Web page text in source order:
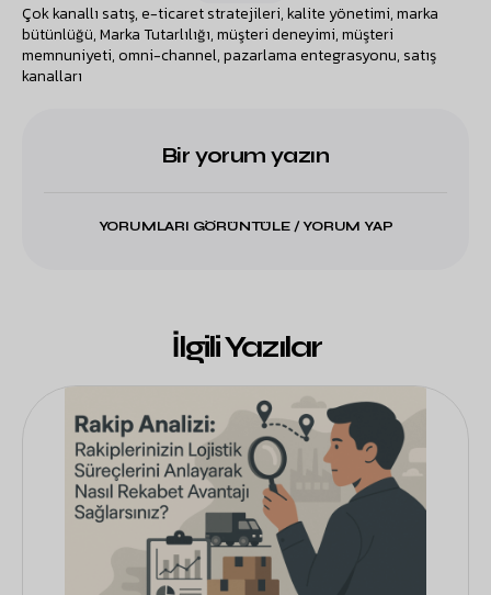
Çok kanallı satış,e-ticaret stratejileri,kalite yönetimi,marka
bütünlüğü,Marka Tutarlılığı,müşteri deneyimi,müşteri
memnuniyeti,omni-channel,pazarlama entegrasyonu, satış
kanalları
Bir yorum yazın
YORUMLARI GÖRÜNTÜLE / YORUM YAP
İlgili Yazılar